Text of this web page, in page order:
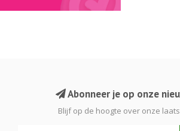
Abonneer je op onze
Blijf op de hoogte over onze